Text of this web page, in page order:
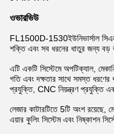
ওভারভিউ
FL1500D-1530ইউনিভার্সাল
শক্তি এবং সব ধরনের ধাতুর জন্য বড়
এটি একটি সিস্টেমে অপটিক্যাল,
গতি এবং দক্ষতার সাথে সমস্ত ধরণের
প্রযুক্তি, CNC নিয়ন্ত্রণ প্রযুক্তি
লেজার কাটারটিতে 5টি অংশ রয়েছে,
এয়ার কুলিং সিস্টেম এবং নিষ্কাশন